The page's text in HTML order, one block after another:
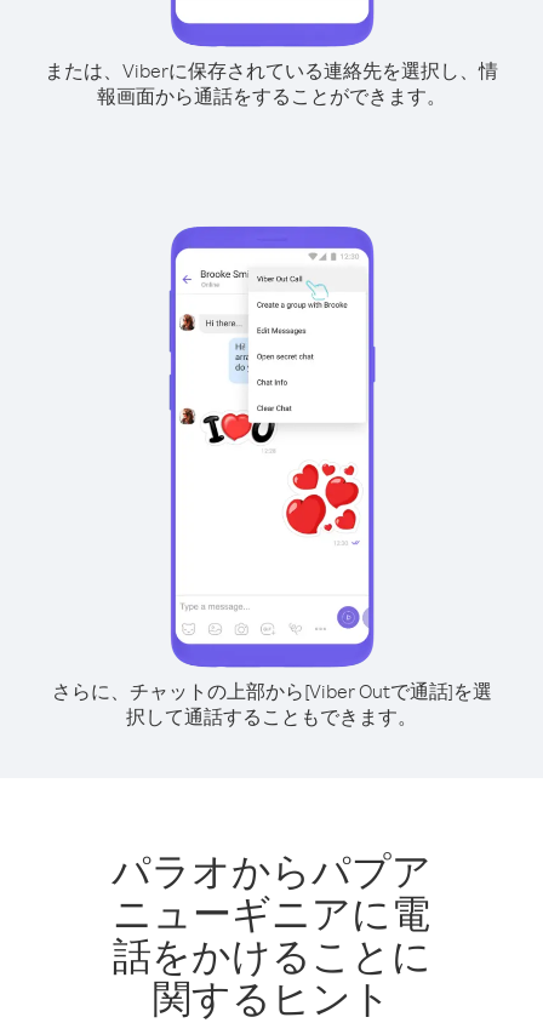
または、Viberに保存されている連絡先を選択し、情
報画面から通話をすることができます。
さらに、チャットの上部から[Viber Outで通話]を選
択して通話することもできます。
パラオからパプア
ニューギニアに電
話をかけることに
関するヒント